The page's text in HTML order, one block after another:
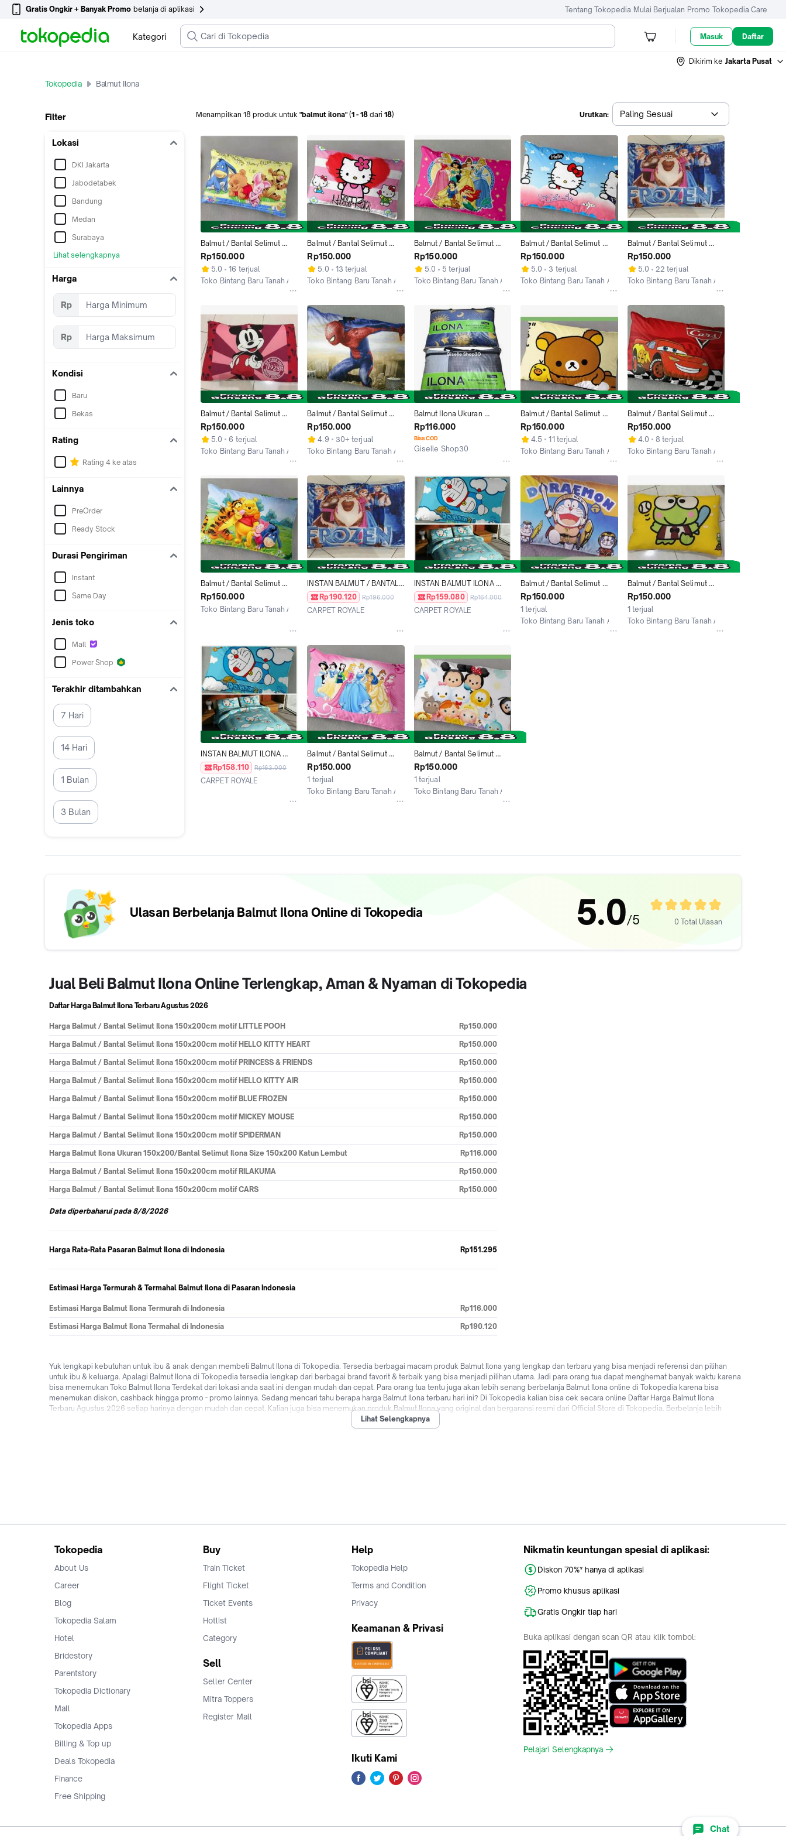
Gratis Ongkir + Banyak Promo belanja di aplikasi Tentang Tokopedia Mulai Berjualan Promo Tokopedia Care
Kategori Masuk Daftar
Dikirim ke Jakarta Pusat
Tokopedia Balmut Ilona
Filter
Lokasi
DKI Jakarta
Jabodetabek
Bandung
Medan
Surabaya
Lihat selengkapnya
Harga
Rp
Rp
Kondisi
Baru
Bekas
Rating
Rating 4 ke atas
Lainnya
PreOrder
Ready Stock
Durasi Pengiriman
Instant
Same Day
Jenis toko
Mall
Power Shop
Terakhir ditambahkan
7 Hari
14 Hari
1 Bulan
3 Bulan
Menampilkan 18 produk untuk "balmut ilona" (1 -18 dari 18) Urutkan: Paling Sesuai
Balmut / Bantal Selimut
Ilona 150x200cm motif
LITTLE POOH
Rp150.000
5.0
16 terjual
Toko Bintang Baru Tanah Abang
Balmut / Bantal Selimut
Ilona 150x200cm motif
HELLO KITTY HEART
Rp150.000
5.0
13 terjual
Toko Bintang Baru Tanah Abang
Balmut / Bantal Selimut
Ilona 150x200cm motif
PRINCESS & FRIENDS
Rp150.000
5.0
5 terjual
Toko Bintang Baru Tanah Abang
Balmut / Bantal Selimut
Ilona 150x200cm motif
HELLO KITTY AIR
Rp150.000
5.0
3 terjual
Toko Bintang Baru Tanah Abang
Balmut / Bantal Selimut
Ilona 150x200cm motif
BLUE FROZEN
Rp150.000
5.0
22 terjual
Toko Bintang Baru Tanah Abang
Balmut / Bantal Selimut
Ilona 150x200cm motif
MICKEY MOUSE
Rp150.000
5.0
6 terjual
Toko Bintang Baru Tanah Abang
Balmut / Bantal Selimut
Ilona 150x200cm motif
SPIDERMAN
Rp150.000
4.9
30+ terjual
Toko Bintang Baru Tanah Abang
Balmut Ilona Ukuran
150x200/Bantal Selimut
Ilona Size 150x200 Katun
Lembut
Rp116.000
Bisa COD
Giselle Shop30
Balmut / Bantal Selimut
Ilona 150x200cm motif
RILAKUMA
Rp150.000
4.5
11 terjual
Toko Bintang Baru Tanah Abang
Balmut / Bantal Selimut
Ilona 150x200cm motif
CARS
Rp150.000
4.0
8 terjual
Toko Bintang Baru Tanah Abang
Balmut / Bantal Selimut
Ilona 150x200cm motif
POOH VALLEY
Rp150.000
Toko Bintang Baru Tanah Abang
INSTAN BALMUT / BANTAL
SELIMUT ILONA
150X200CM MOTIF BLUE
FROZEN LARIS
Rp190.120 Rp196.000
CARPET ROYALE
INSTAN BALMUT ILONA
DORAEMON LARIS
Rp159.080 Rp164.000
CARPET ROYALE
Balmut / Bantal Selimut
Ilona 150x200cm motif
DORAEMON KNIGHT
Rp150.000
1 terjual
Toko Bintang Baru Tanah Abang
Balmut / Bantal Selimut
Ilona 150x200cm motif
KEROPPI
Rp150.000
1 terjual
Toko Bintang Baru Tanah Abang
INSTAN BALMUT ILONA
DORAEMON LARIS
Rp158.110 Rp163.000
CARPET ROYALE
Balmut / Bantal Selimut
Ilona 150x200cm motif
SEVEN PRINCESS
Rp150.000
1 terjual
Toko Bintang Baru Tanah Abang
Balmut / Bantal Selimut
Ilona 150x200cm motif
TSUM TSUM
Rp150.000
1 terjual
Toko Bintang Baru Tanah Abang
Ulasan Berbelanja Balmut Ilona Online di Tokopedia 5.0/5 0 Total Ulasan
Jual Beli Balmut Ilona Online Terlengkap, Aman & Nyaman di Tokopedia
Daftar Harga Balmut Ilona TerbaruAgustus 2026
Harga Balmut / Bantal Selimut Ilona 150x200cm motif LITTLE POOH Rp150.000
Harga Balmut / Bantal Selimut Ilona 150x200cm motif HELLO KITTY HEART Rp150.000
Harga Balmut / Bantal Selimut Ilona 150x200cm motif PRINCESS & FRIENDS Rp150.000
Harga Balmut / Bantal Selimut Ilona 150x200cm motif HELLO KITTY AIR Rp150.000
Harga Balmut / Bantal Selimut Ilona 150x200cm motif BLUE FROZEN Rp150.000
Harga Balmut / Bantal Selimut Ilona 150x200cm motif MICKEY MOUSE Rp150.000
Harga Balmut / Bantal Selimut Ilona 150x200cm motif SPIDERMAN Rp150.000
Harga Balmut Ilona Ukuran 150x200/Bantal Selimut Ilona Size 150x200 Katun Lembut Rp116.000
Harga Balmut / Bantal Selimut Ilona 150x200cm motif RILAKUMA Rp150.000
Harga Balmut / Bantal Selimut Ilona 150x200cm motif CARS Rp150.000
Data diperbaharui pada 8/8/2026
Harga Rata-Rata Pasaran Balmut Ilona di Indonesia Rp151.295
Estimasi Harga Termurah & Termahal Balmut Ilona di Pasaran Indonesia
Estimasi Harga Balmut Ilona Termurah di Indonesia Rp116.000
Estimasi Harga Balmut Ilona Termahal di Indonesia Rp190.120
Yuk lengkapi kebutuhan untuk ibu & anak dengan membeli Balmut Ilona di Tokopedia. Tersedia berbagai macam produk Balmut Ilona yang lengkap dan terbaru yang bisa menjadi referensi dan pilihan
untuk ibu & keluarga. Apalagi Balmut Ilona di Tokopedia tersedia lengkap dari berbagai brand favorit & terbaik yang bisa menjadi pilihan utama. Jadi para orang tua dapat menghemat banyak waktu karena
bisa menemukan Toko Balmut Ilona Terdekat dari lokasi anda saat ini dengan mudah dan cepat. Para orang tua tentu juga akan lebih senang berbelanja Balmut Ilona online di Tokopedia karena bisa
menemukan diskon, cashback hingga promo - promo lainnya. Sedang mencari tahu berapa harga Balmut Ilona terbaru hari ini? Di Tokopedia kalian bisa cek secara online Daftar Harga Balmut Ilona
Terbaru Agustus 2026 setiap harinya dengan mudah dan cepat. Kalian juga bisa menemukan produk Balmut Ilona yang original dan bergaransi resmi dari Official Store di Tokopedia. Berbelanja lebih
nyaman karena tersedia pilihan pengiriman yang sampai di hari yang sama, bebas ongkir, bayar ditempat (COD), cicilan 0% dari berbagai bank di Indonesia hingga promo Balmut Ilona untuk pengguna
baru! Jadi tunggu apalagi? Jual & beli Balmut Ilona online dengan mudah dan cepat kapanpun dimanapun di Tokopedia sekarang!
Lihat Selengkapnya
Chat
Tokopedia
About Us
Career
Blog
Tokopedia Salam
Hotel
Bridestory
Parentstory
Tokopedia Dictionary
Mall
Tokopedia Apps
Billing & Top up
Deals Tokopedia
Finance
Free Shipping
Buy
Train Ticket
Flight Ticket
Ticket Events
Hotlist
Category
Sell
Seller Center
Mitra Toppers
Register Mall
Help
Tokopedia Help
Terms and Condition
Privacy
Keamanan & Privasi
Ikuti Kami
Nikmatin keuntungan spesial di aplikasi:
Diskon 70%* hanya di aplikasi
Promo khusus aplikasi
Gratis Ongkir tiap hari
Buka aplikasi dengan scan QR atau klik tombol:
Pelajari Selengkapnya